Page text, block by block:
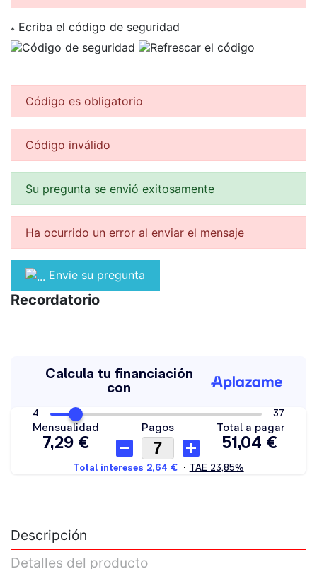
* Ecriba el código de seguridad
Código es obligatorio
Código inválido
Su pregunta se envió exitosamente
Ha ocurrido un error al enviar el mensaje
Envie su pregunta
Recordatorio
Descripción
Detalles del producto